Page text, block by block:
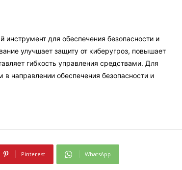
для обеспечения безопасности и
улучшает защиту от киберугроз, повышает
гибкость управления средствами. Для
направлении обеспечения безопасности и
Pinterest WhatsApp